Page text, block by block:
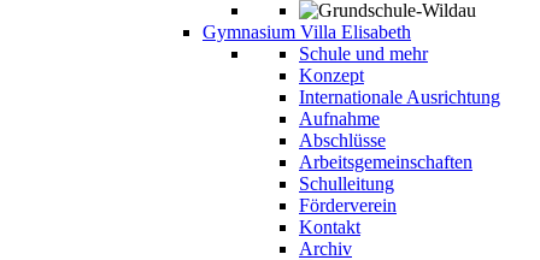
Gymnasium Villa Elisabeth
Schule und mehr
Konzept
Internationale Ausrichtung
Aufnahme
Abschlüsse
Arbeitsgemeinschaften
Schulleitung
Förderverein
Kontakt
Archiv